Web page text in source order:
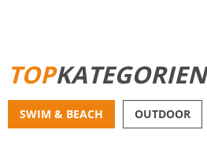
TOPKATEGORIEN
SWIM & BEACH OUTDOOR